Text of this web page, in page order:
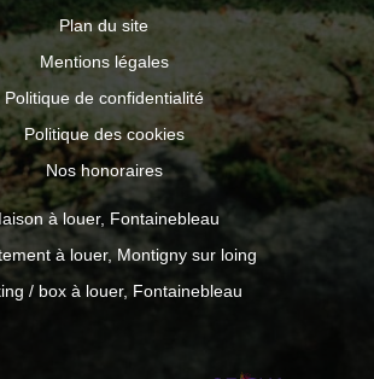
Plan du site
Mentions légales
Politique de confidentialité
Politique des cookies
Nos honoraires
à louer, Fontainebleau
à louer, Montigny sur loing
/ box à louer, Fontainebleau